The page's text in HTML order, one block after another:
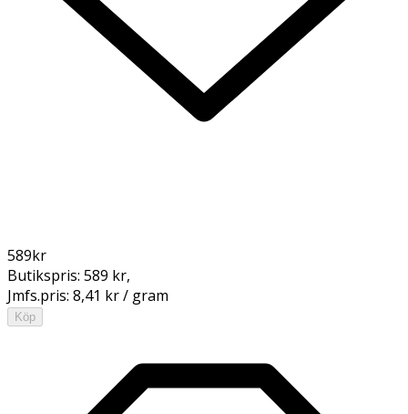
589kr
Butikspris: 589 kr,
Jmfs.pris: 8,41 kr / gram
Köp